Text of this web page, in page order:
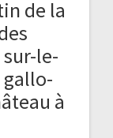
de la
le-
à